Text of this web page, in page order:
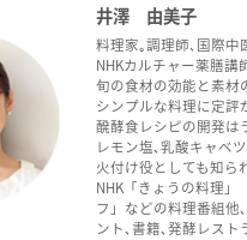
井澤 由美子
料理家｡調理師､国際中
NHKカルチャー薬膳講
旬の食材の効能と素材
シンプルな料理に定評
醗酵食レシピの開発は
レモン塩､乳酸キャベ
火付け役としても知ら
NHK「きょうの料理」
フ」などの料理番組他
ント､書籍､発酵レス